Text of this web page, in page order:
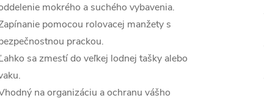
mokrého a suchého vybavenia.
pomocou rolovacej manžety s
prackou.
sa zmestí do veľkej lodnej tašky alebo
na organizáciu a ochranu vášho